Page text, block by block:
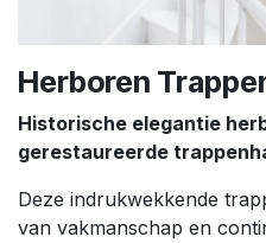
Herboren
Historische elegantie
gerestaureerde
Deze indrukwekkende
van vakmanschap en